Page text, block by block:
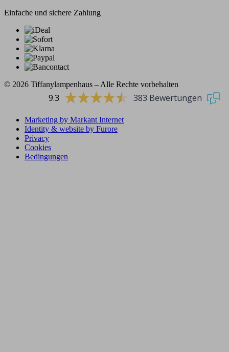
Einfache und sichere Zahlung
© 2026 Tiffanylampenhaus – Alle Rechte vorbehalten
9.3 383 Bewertungen
Marketing by Markant Internet
Identity & website by Furore
Privacy
Cookies
Bedingungen